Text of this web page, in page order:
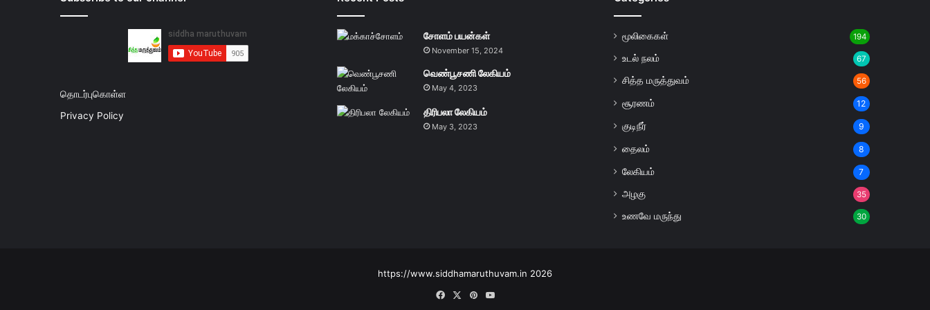
தொடர்புகொள்ள
Privacy Policy
சோளம் பயன்கள்
November 15, 2024
வெண்பூசணி லேகியம்
May 4, 2023
திரிபலா லேகியம்
May 3, 2023
மூலிகைகள் 194
உடல் நலம் 67
சித்த மருத்துவம் 56
சூரணம் 12
குடிநீர் 9
தைலம் 8
லேகியம் 7
அழகு 35
உணவே மருந்து 30
https://www.siddhamaruthuvam.in 2026
FacebookPinterestYouTube